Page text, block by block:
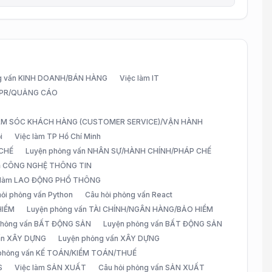
vấn KINH DOANH/BÁN HÀNG
Việc làm IT
QUẢNG CÁO
SÓC KHÁCH HÀNG (CUSTOMER SERVICE)/VẬN HÀNH
Việc làm TP Hồ Chí Minh
Luyện phỏng vấn NHÂN SỰ/HÀNH CHÍNH/PHÁP CHẾ
NGHỆ THÔNG TIN
LAO ĐỘNG PHỔ THÔNG
phỏng vấn Python
Câu hỏi phỏng vấn React
Luyện phỏng vấn TÀI CHÍNH/NGÂN HÀNG/BẢO HIỂM
vấn BẤT ĐỘNG SẢN
Luyện phỏng vấn BẤT ĐỘNG SẢN
XÂY DỰNG
Luyện phỏng vấn XÂY DỰNG
vấn KẾ TOÁN/KIỂM TOÁN/THUẾ
Việc làm SẢN XUẤT Câu hỏi phỏng vấn SẢN XUẤT